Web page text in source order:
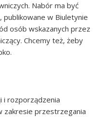
Nabór ma być
publikowane w Biuletynie
osób wskazanych przez
Chcemy też, żeby
i rozporządzenia
zakresie przestrzegania